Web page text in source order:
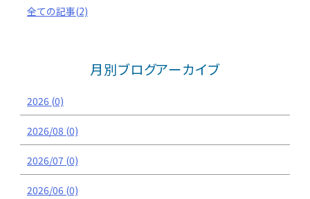
全ての記事(2)
月別ブログアーカイブ
2026 (0)
2026/08 (0)
2026/07 (0)
2026/06 (0)